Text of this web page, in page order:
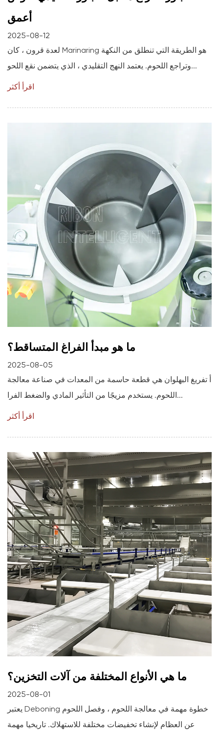
أعمق
2025-08-12
لعدة قرون ، كان Marinaring هو الطريقة التي تنطلق من النكهة
وتراجع اللحوم. يعتمد النهج التقليدي ، الذي يتضمن نقع اللحو...
اقرأ أكثر
ما هو مبدأ الفراغ المتساقط؟
2025-08-05
أ تفريغ البهلوان هي قطعة حاسمة من المعدات في صناعة معالجة
اللحوم. يستخدم مزيجًا من التأثير المادي والضغط الفرا...
اقرأ أكثر
ما هي الأنواع المختلفة من آلات التخزين؟
2025-08-01
يعتبر Deboning خطوة مهمة في معالجة اللحوم ، وفصل اللحوم
عن العظام لإنشاء تخفيضات مختلفة للاستهلاك. تاريخيا مهمة